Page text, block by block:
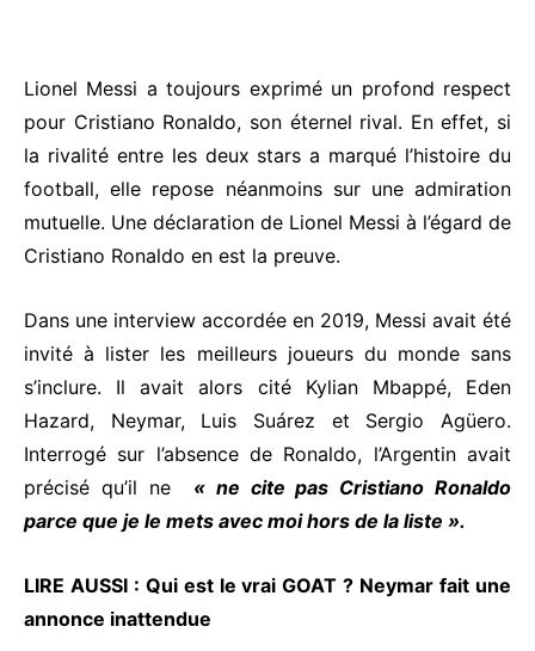
Lionel Messi a toujours exprimé un profond respect
pour Cristiano Ronaldo, son éternel rival. En effet, si
la rivalité entre les deux stars a marqué l’histoire du
football, elle repose néanmoins sur une admiration
mutuelle. Une déclaration de Lionel Messi à l’égard de
Cristiano Ronaldo en est la preuve.
Dans une interview accordée en 2019, Messi avait été
invité à lister les meilleurs joueurs du monde sans
s’inclure. Il avait alors cité Kylian Mbappé, Eden
Hazard, Neymar, Luis Suárez et Sergio Agüero.
Interrogé sur l’absence de Ronaldo, l’Argentin avait
précisé qu’il ne « ne cite pas Cristiano Ronaldo
parce que je le mets avec moi hors de la liste ».
LIRE AUSSI : Qui est le vrai GOAT ? Neymar fait une
annonce inattendue